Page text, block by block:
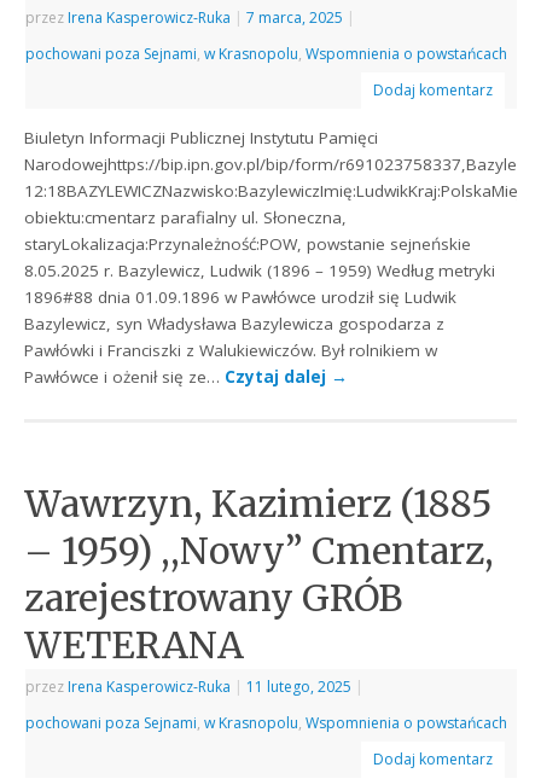
przez Irena Kasperowicz-Ruka | 7 marca, 2025 |
pochowani poza Sejnami,w Krasnopolu,Wspomnienia o powstańcach
Dodaj komentarz
Biuletyn Informacji Publicznej Instytutu Pamięci
Narodowejhttps://bip.ipn.gov.pl/bip/form/
obiektu:cmentarz parafialny ul. Słoneczna,
staryLokalizacja:Przynależność:POW, powstanie sejneńskie
8.05.2025 r. Bazylewicz, Ludwik (1896 – 1959) Według metryki
1896#88 dnia 01.09.1896 w Pawłówce urodził się Ludwik
Bazylewicz, syn Władysława Bazylewicza gospodarza z
Pawłówki i Franciszki z Walukiewiczów. Był rolnikiem w
Pawłówce i ożenił się ze… Czytaj dalej →
Wawrzyn, Kazimierz (1885
– 1959) ,,Nowy” Cmentarz,
zarejestrowany GRÓB
WETERANA
przez Irena Kasperowicz-Ruka | 11 lutego, 2025 |
pochowani poza Sejnami,w Krasnopolu,Wspomnienia o powstańcach
Dodaj komentarz